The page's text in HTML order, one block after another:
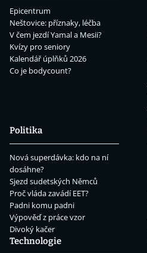
Epicentrum
Neštovice: příznaky, léčba
V čem jezdí Yamal a Mesii?
Kvízy pro seniory
Kalendář úplňků 2026
Co je bodycount?
Politika
Nová superdávka: kdo na ní
dosáhne?
Sjezd sudetských Němců
Proč vláda zavádí EET?
Padni komu padni
Výpověď z práce vzor
Divoký kačer
Technologie